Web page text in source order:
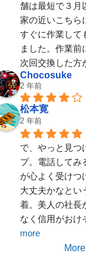
舗は最短で３月
家の近いこちら
すぐに作業して
ました。作業前
次回交換した方
Chocosuke
2 年前
松本寛
2 年前
で、やっと見つ
プ。電話してみ
が心よく受けつ
大丈夫かなとい
着。美人の社長
なく信用がおけ
more